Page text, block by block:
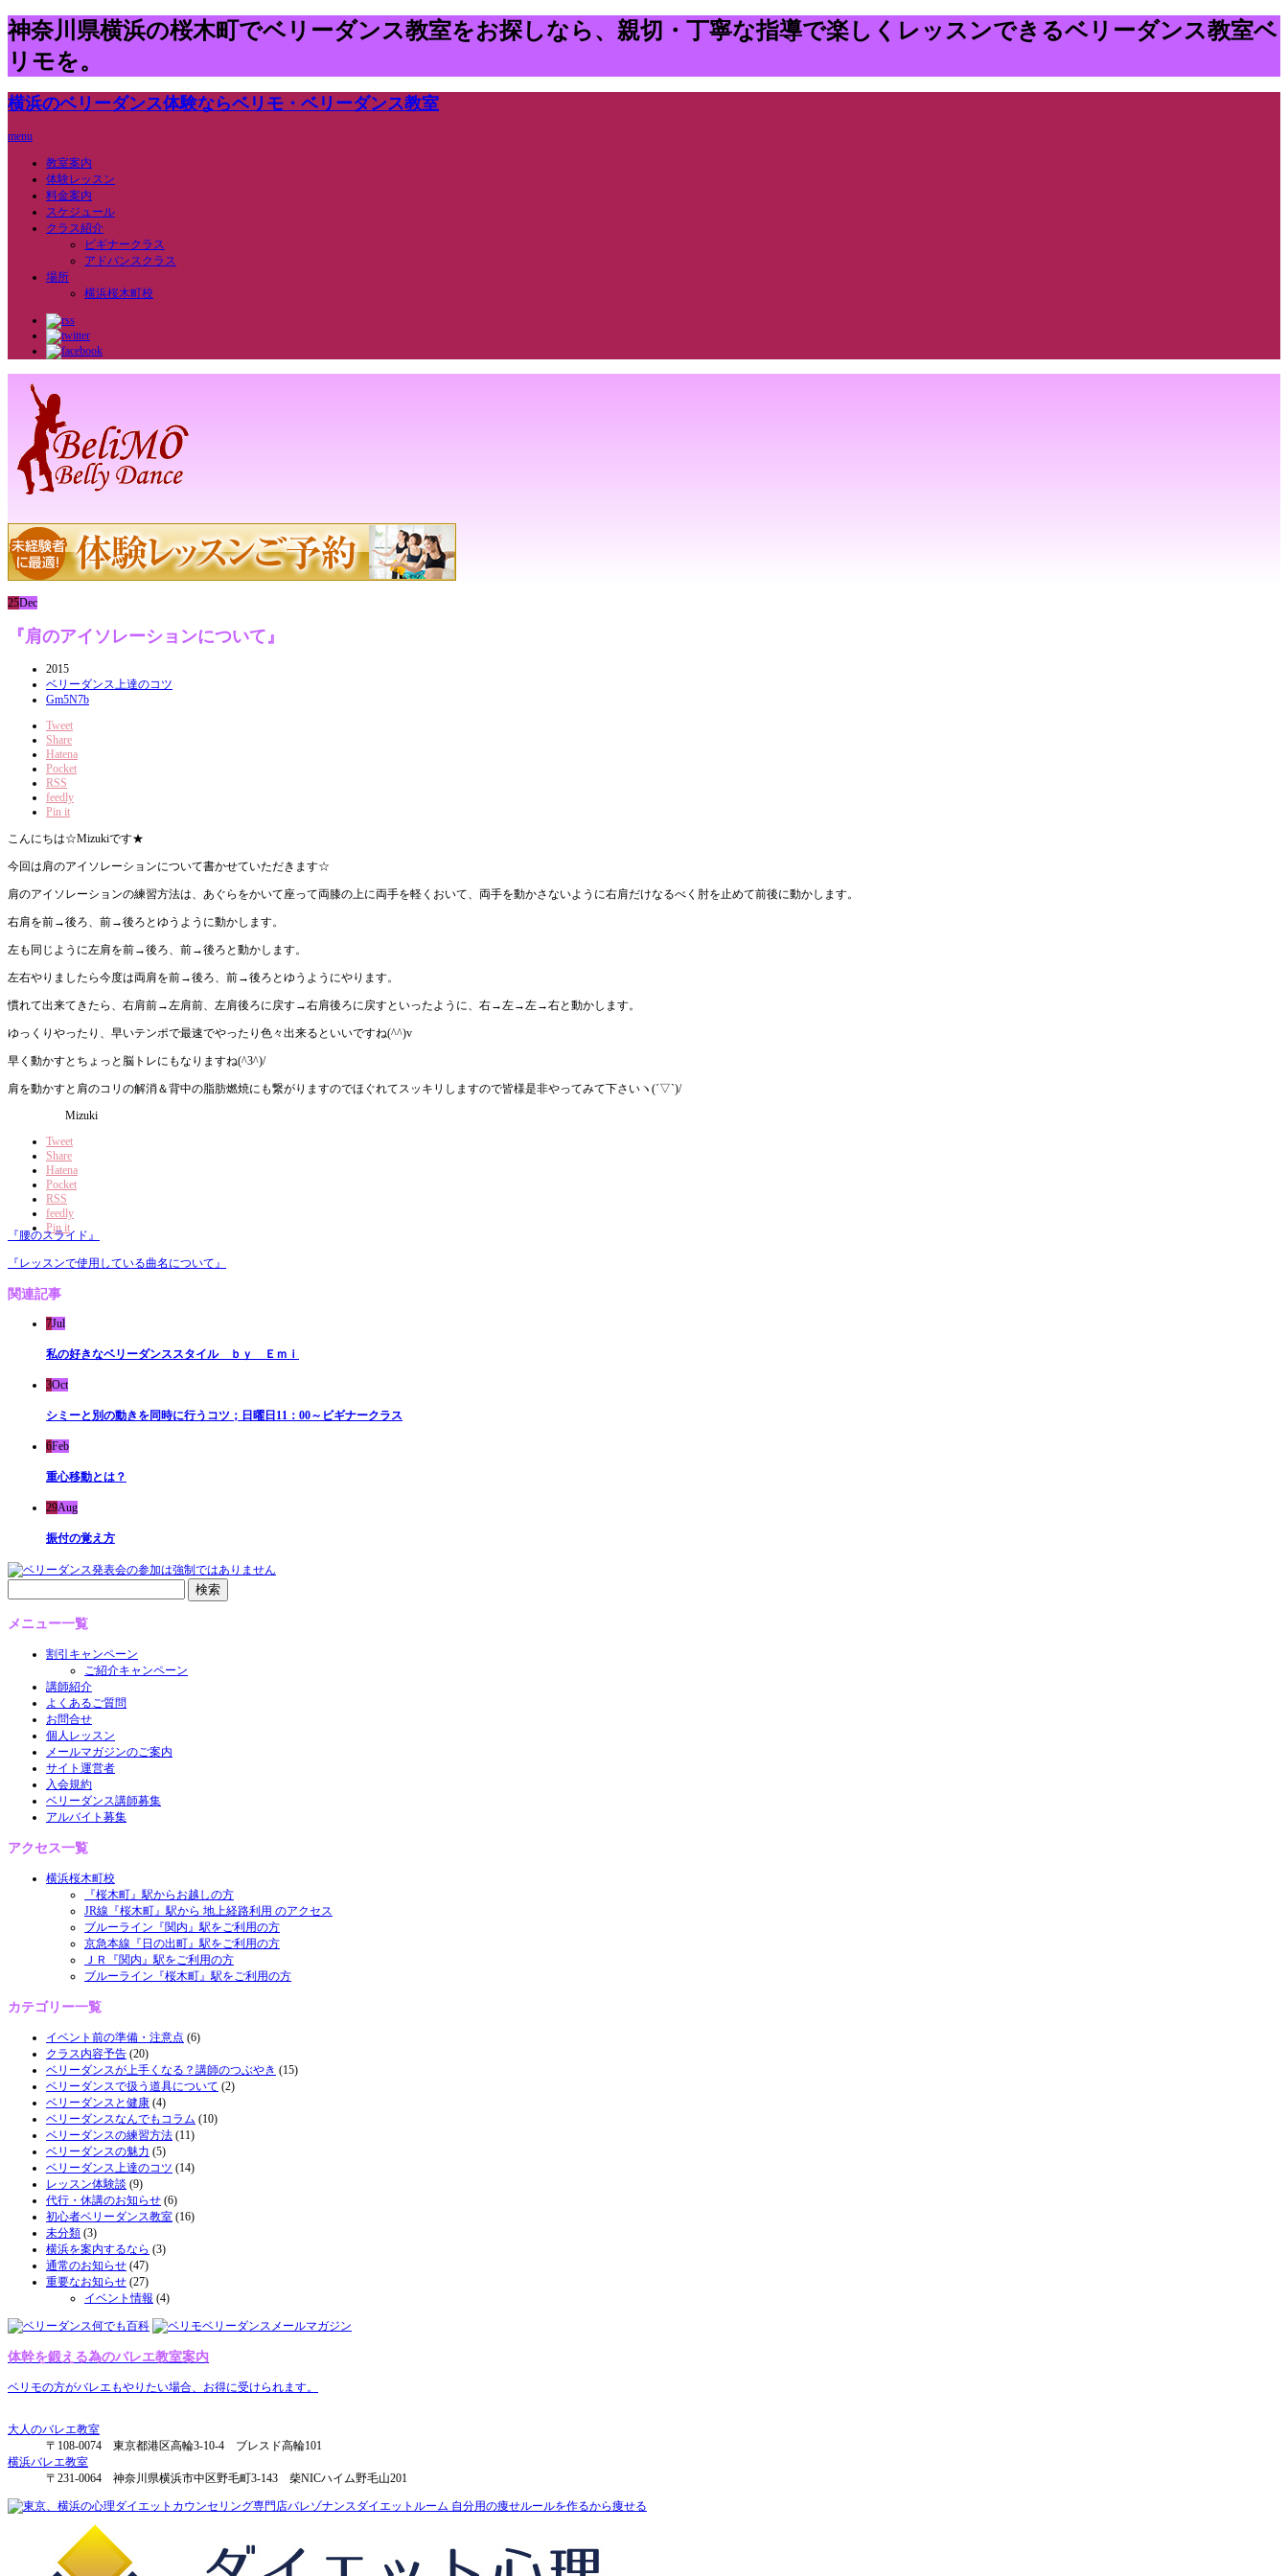
神奈川県横浜の桜木町でベリーダンス教室をお探しなら、親切・丁寧な指導で楽しくレッスンできるベリーダンス教室ベ
リモを。
横浜のベリーダンス体験ならベリモ・ベリーダンス教室
menu
教室案内
体験レッスン
料金案内
スケジュール
クラス紹介
ビギナークラス
アドバンスクラス
場所
横浜桜木町校
25Dec
『肩のアイソレーションについて』
2015
ベリーダンス上達のコツ
Gm5N7b
Tweet
Share
Hatena
Pocket
RSS
feedly
Pin it
こんにちは☆Mizukiです★
今回は肩のアイソレーションについて書かせていただきます☆
肩のアイソレーションの練習方法は、 あぐらをかいて座って両膝の上に両手を軽くおいて、 両手を動かさないように右肩だけなるべく肘を止めて前後に動かし ます。
右肩を前→後ろ、前→後ろとゆうように動かします。
左も同じように左肩を前→後ろ、前→後ろと動かします。
左右やりましたら今度は両肩を前→後ろ、前→後ろとゆうようにやります。
慣れて出来てきたら、右肩前→左肩前、左肩後ろに戻す→右肩後ろに戻すといったように、右→左→左→右と動かします。
ゆっくりやったり、 早いテンポで最速でやったり色々出来るといいですね(^^)v
早く動かすとちょっと脳トレにもなりますね(^3^)/
肩を動かすと肩のコリの解消＆背中の脂肪燃焼にも繋がりますのでほぐれてスッキリしますので皆様是非やってみて下さいヽ(´▽`)/
Mizuki
Tweet
Share
Hatena
Pocket
RSS
feedly
Pin it
『腰のスライド』
『レッスンで使用している曲名について』
関連記事
7Jul
私の好きなベリーダンススタイル ｂｙ Ｅｍｉ
3Oct
シミーと別の動きを同時に行うコツ；日曜日11：00～ビギナークラス
6Feb
重心移動とは？
29Aug
振付の覚え方
検
索:
メニュー一覧
割引キャンペーン
ご紹介キャンペーン
講師紹介
よくあるご質問
お問合せ
個人レッスン
メールマガジンのご案内
サイト運営者
入会規約
ベリーダンス講師募集
アルバイト募集
アクセス一覧
横浜桜木町校
『桜木町』駅からお越しの方
JR線『桜木町』駅から 地上経路利用 のアクセス
ブルーライン『関内』駅をご利用の方
京急本線『日の出町』駅をご利用の方
ＪＲ『関内』駅をご利用の方
ブルーライン『桜木町』駅をご利用の方
カテゴリー一覧
イベント前の準備・注意点 (6)
クラス内容予告 (20)
ベリーダンスが上手くなる？講師のつぶやき (15)
ベリーダンスで扱う道具について (2)
ベリーダンスと健康 (4)
ベリーダンスなんでもコラム (10)
ベリーダンスの練習方法 (11)
ベリーダンスの魅力 (5)
ベリーダンス上達のコツ (14)
レッスン体験談 (9)
代行・休講のお知らせ (6)
初心者ベリーダンス教室 (16)
未分類 (3)
横浜を案内するなら (3)
通常のお知らせ (47)
重要なお知らせ (27)
イベント情報 (4)
体幹を鍛える為のバレエ教室案内
ベリモの方がバレエもやりたい場合、お得に受けられます。
大人のバレエ教室
〒108-0074 東京都港区高輪3-10-4 ブレスド高輪101
横浜バレエ教室
〒231-0064 神奈川県横浜市中区野毛町3-143 柴NICハイム野毛山201
自分用の痩せルールを作るから痩せる